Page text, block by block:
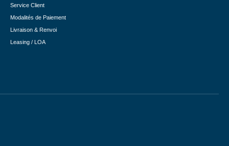
Service Client
Modalités de Paiement
Livraison & Renvoi
Leasing / LOA